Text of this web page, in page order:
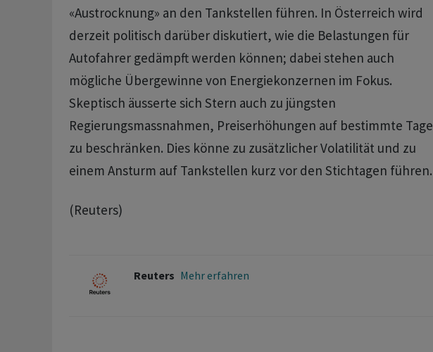
«Austrocknung» an den Tankstellen führen. In Österreich ‌wird
derzeit politisch darüber diskutiert, wie die Belastungen für
Autofahrer gedämpft werden können; dabei ​stehen auch
mögliche Übergewinne von Energiekonzernen im Fokus.
Skeptisch äusserte sich Stern auch zu jüngsten
Regierungsmassnahmen, Preiserhöhungen auf bestimmte Tage
zu beschränken. Dies könne zu zusätzlicher Volatilität und zu
einem Ansturm auf Tankstellen kurz vor den Stichtagen führen.
(Reuters)
Reuters Mehr erfahren